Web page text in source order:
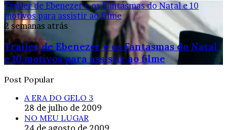
Trailer de Ebenezer e os Fantasmas do Natal e 10
motivos para assistir ao filme
2 semanas atrás
Trailer de Ebenezer e os Fantasmas do Natal
e 10 motivos para assistir ao filme
Post Popular
A ERA DO GELO 3
28 de julho de 2009
NO MEU LUGAR
24 de agosto de 2009